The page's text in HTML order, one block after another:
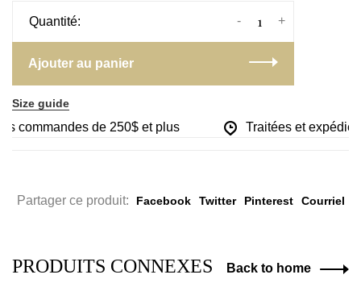
Quantité: +
-
Ajouter au panier
Size guide
commandes de 250$ et plus Traitées et
Partager ce produit: Facebook Twitter Pinterest Courriel
PRODUITS CONNEXES Back to home